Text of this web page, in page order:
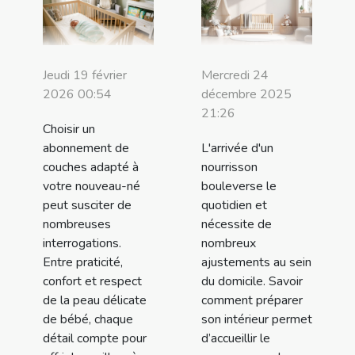
Jeudi 19 février
2026 00:54
Choisir un
abonnement de
couches adapté à
votre nouveau-né
peut susciter de
nombreuses
interrogations.
Entre praticité,
confort et respect
de la peau délicate
de bébé, chaque
détail compte pour
Mercredi 24
décembre 2025
21:26
L'arrivée d'un
nourrisson
bouleverse le
quotidien et
nécessite de
nombreux
ajustements au sein
du domicile. Savoir
comment préparer
son intérieur permet
d’accueillir le